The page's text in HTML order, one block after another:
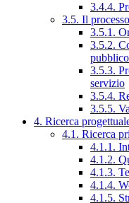
3.4.4.
3.5. Il
3.5.1.
3.5.2.
pubblico
3.5.3.
servizio
3.5.4.
3.5.5.
4. Ricerca
4.1. Ricerca
4.1.1.
4.1.2.
4.1.3.
4.1.4.
4.1.5.